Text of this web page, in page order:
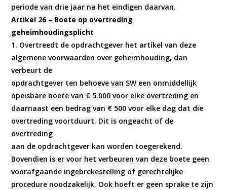
periode van drie jaar na het eindigen daarvan.
Artikel 26 – Boete op overtreding
geheimhoudingsplicht
1. Overtreedt de opdrachtgever het artikel van deze
algemene voorwaarden over geheimhouding, dan
verbeurt de
opdrachtgever ten behoeve van SW een onmiddellijk
opeisbare boete van € 5.000 voor elke overtreding en
daarnaast een bedrag van € 500 voor elke dag dat die
overtreding voortduurt. Dit is ongeacht of de
overtreding
aan de opdrachtgever kan worden toegerekend.
Bovendien is er voor het verbeuren van deze boete geen
voorafgaande ingebrekestelling of gerechtelijke
procedure noodzakelijk. Ook hoeft er geen sprake te zijn